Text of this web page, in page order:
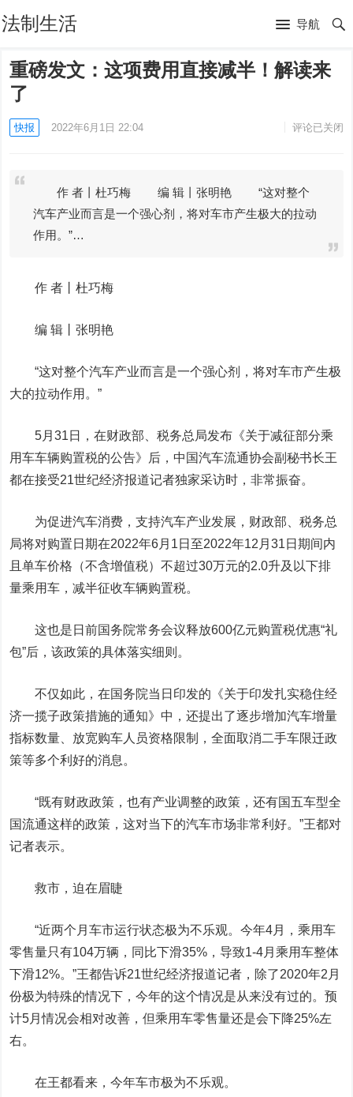
法制生活 导航
重磅发文：这项费用直接减半！解读来
了
快报 2022年6月1日 22:04 评论已关闭
作 者丨杜巧梅 编 辑丨张明艳 “这对整个
汽车产业而言是一个强心剂，将对车市产生极大的拉动
作用。”…
作 者丨杜巧梅
编 辑丨张明艳
“这对整个汽车产业而言是一个强心剂，将对车市产生极
大的拉动作用。”
5月31日，在财政部、税务总局发布《关于减征部分乘
用车车辆购置税的公告》后，中国汽车流通协会副秘书长王
都在接受21世纪经济报道记者独家采访时，非常振奋。
为促进汽车消费，支持汽车产业发展，财政部、税务总
局将对购置日期在2022年6月1日至2022年12月31日期间内
且单车价格（不含增值税）不超过30万元的2.0升及以下排
量乘用车，减半征收车辆购置税。
这也是日前国务院常务会议释放600亿元购置税优惠“礼
包”后，该政策的具体落实细则。
不仅如此，在国务院当日印发的《关于印发扎实稳住经
济一揽子政策措施的通知》中，还提出了逐步增加汽车增量
指标数量、放宽购车人员资格限制，全面取消二手车限迁政
策等多个利好的消息。
“既有财政政策，也有产业调整的政策，还有国五车型全
国流通这样的政策，这对当下的汽车市场非常利好。”王都对
记者表示。
救市，迫在眉睫
“近两个月车市运行状态极为不乐观。今年4月，乘用车
零售量只有104万辆，同比下滑35%，导致1-4月乘用车整体
下滑12%。”王都告诉21世纪经济报道记者，除了2020年2月
份极为特殊的情况下，今年的这个情况是从来没有过的。预
计5月情况会相对改善，但乘用车零售量还是会下降25%左
右。
在王都看来，今年车市极为不乐观。